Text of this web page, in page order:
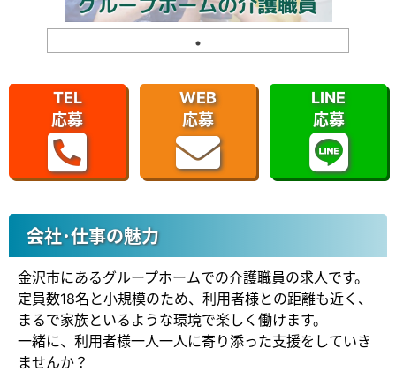
TEL
応募
WEB
応募
LINE
応募
会社･仕事の魅力
金沢市にあるグループホームでの介護職員の求人です。
定員数18名と小規模のため、利用者様との距離も近く、
まるで家族といるような環境で楽しく働けます。
一緒に、利用者様一人一人に寄り添った支援をしていき
ませんか？